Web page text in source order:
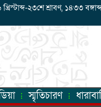
২৩শে শ্রাবণ, ১৪৩৩
স্মৃতিচারণ